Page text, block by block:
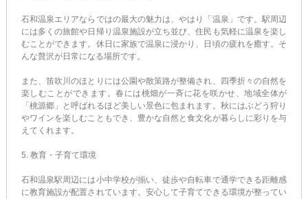
石和温泉エリアならではの最大の魅力は、やはり「温泉」です。駅周辺
には多くの旅館や日帰り温泉施設が立ち並び、住民も気軽に温泉を楽し
むことができます。休日に家族で温泉に浸かり、日頃の疲れを癒す。そ
んな贅沢が日常になる場所です。
また、笛吹川のほとりには公園や散策路が整備され、四季折々の自然を
楽しむことができます。春には桃畑が一斉に花を咲かせ、地域全体が
「桃源郷」と呼ばれるほど美しい景色に包まれます。秋にはぶどう狩り
やワインを楽しむこともでき、豊かな自然と食文化が暮らしに彩りを与
えてくれます。
5. 教育・子育て環境
石和温泉駅周辺には小中学校が揃い、徒歩や自転車で通学できる距離感
に教育施設が配置されています。安心して子育てできる環境が整ってい